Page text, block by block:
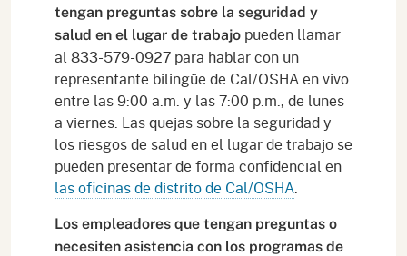
tengan preguntas sobre la seguridad y
salud en el lugar de trabajo pueden llamar
al 833-579-0927 para hablar con un
representante bilingüe de Cal/OSHA en vivo
entre las 9:00 a.m. y las 7:00 p.m., de lunes
a viernes. Las quejas sobre la seguridad y
los riesgos de salud en el lugar de trabajo se
pueden presentar de forma confidencial en
las oficinas de distrito de Cal/OSHA.
Los empleadores que tengan preguntas o
necesiten asistencia con los programas de